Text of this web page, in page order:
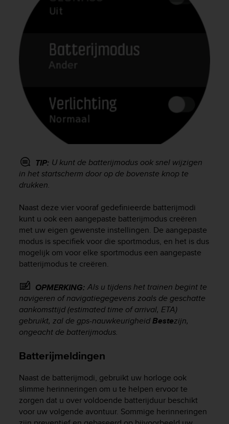
TIP: U kunt de batterijmodus ook snel wijzigen
in het startscherm door op de bovenste knop te
drukken.
Naast deze vier vooraf gedefinieerde batterijmodi
kunt u ook een aangepaste batterijmodus creëren
met uw eigen gewenste instellingen. De aangepaste
modus is specifiek voor die sportmodus, en het is dus
mogelijk om voor elke sportmodus een aangepaste
batterijmodus te creëren.
OPMERKING: Als u tijdens het trainen begint te
navigeren of navigatiegegevens zoals de geschatte
aankomsttijd (estimated time of arrival, ETA)
gebruikt, zal de gps-nauwkeurigheidBestezijn,
ongeacht de batterijmodus.
Batterijmeldingen
Naast de batterijmodi, gebruikt uw horloge ook
slimme herinneringen om u te helpen ervoor te
zorgen dat u over voldoende batterijduur beschikt
voor uw volgende avontuur. Sommige herinneringen